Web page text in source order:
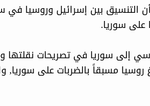
بين إسرائيل وروسيا في
على سوريا.
إلى سوريا في تصريحات
مسبقاً بالضربات على سوريا,